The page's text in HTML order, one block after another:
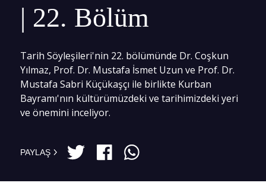
| 22. Bölüm
Tarih Söyleşileri'nin 22. bölümünde Dr. Coşkun
Yılmaz, Prof. Dr. Mustafa İsmet Uzun ve Prof. Dr.
Mustafa Sabri Küçükaşçı ile birlikte Kurban
Bayramı'nın kültürümüzdeki ve tarihimizdeki yeri
ve önemini inceliyor.
PAYLAŞ